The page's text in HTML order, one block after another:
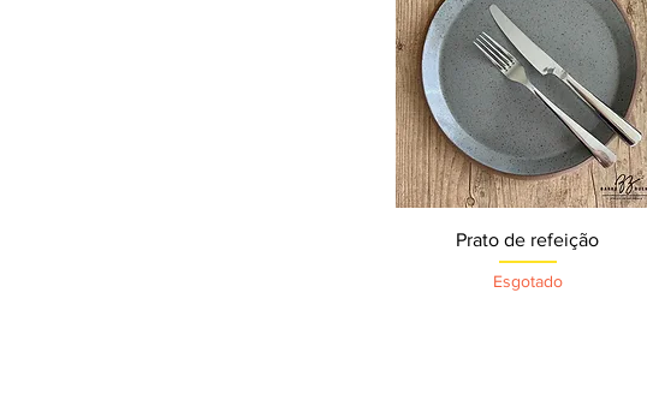
Visualização rápida
Prato de refeição
Esgotado